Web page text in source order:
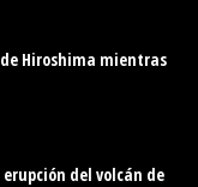
de Hiroshima mientras
del volcán de